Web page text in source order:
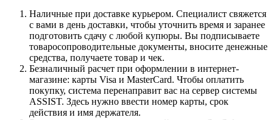
Наличные при доставке курьером. Специалист свяжется
с вами в день доставки, чтобы уточнить время и заранее
подготовить сдачу с любой купюры. Вы подписываете
товаросопроводительные документы, вносите денежные
средства, получаете товар и чек.
Безналичный расчет при оформлении в интернет-
магазине: карты Visa и MasterCard. Чтобы оплатить
покупку, система перенаправит вас на сервер системы
ASSIST. Здесь нужно ввести номер карты, срок
действия и имя держателя.